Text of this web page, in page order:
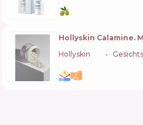
Hollyskin Calamine.
Hollyskin